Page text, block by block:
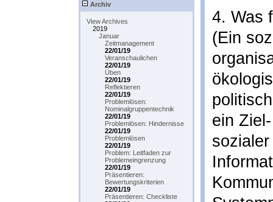
Archiv
View Archives
2019
Januar
Zeitmanagement
22/01/19
Veranschaulichen
22/01/19
Üben
22/01/19
Reflektieren
22/01/19
Problemlösen:
Nominalgruppentechnik
22/01/19
Problemlösen: Hindernisse
22/01/19
Problemlösen
22/01/19
Problem: Leitfaden zur
Problemeingrenzung
22/01/19
Präsentieren:
Bewertungskriterien
22/01/19
Präsentieren: Checkliste
4. Was
(Ein
ein